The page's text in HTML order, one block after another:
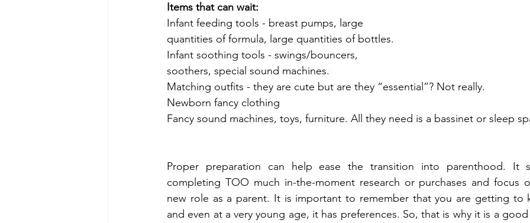
Items that can wait:
Infant feeding tools - breast pumps, large
quantities of formula, large quantities of bottles.
Infant soothing tools - swings/bouncers,
soothers, special sound machines.
Matching outfits - they are cute but are they “essential”? Not really.
Newborn fancy clothing
Fancy sound machines, toys, furniture. All they need is a bassinet or sleep
Proper preparation can help ease the transition into parenthood. It
completing TOO much in-the-moment research or purchases and focus
new role as a parent. It is important to remember that you are getting to
and even at a very young age, it has preferences. So, that is why it is a